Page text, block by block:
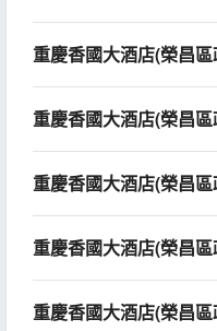
重慶香國大酒店(榮昌
重慶香國大酒店(榮昌
重慶香國大酒店(榮昌
重慶香國大酒店(榮昌
重慶香國大酒店(榮昌